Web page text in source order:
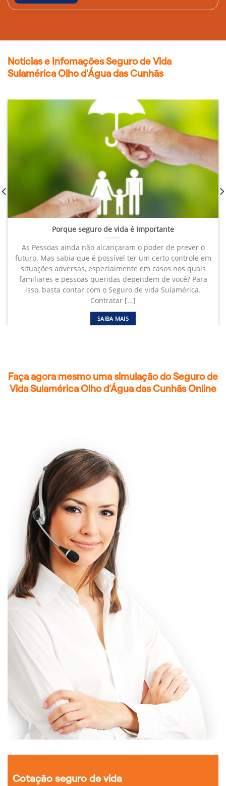
Noticias e Infomações Seguro de Vida
Sulamérica Olho d’Água das Cunhãs
Porque seguro de vida é Importante
As Pessoas ainda não alcançaram o poder de prever o
futuro. Mas sabia que é possível ter um certo controle em
situações adversas, especialmente em casos nos quais
familiares e pessoas queridas dependem de você? Para
isso, basta contar com o Seguro de vida Sulamérica.
Contratar [...]
SAIBA MAIS
Faça agora mesmo uma simulação do Seguro de
Vida Sulamérica Olho d’Água das Cunhãs Online
Cotação seguro de vida